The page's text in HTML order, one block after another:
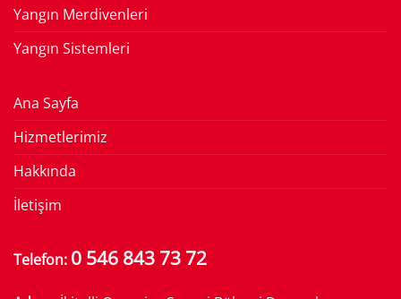
Yangın Merdivenleri
Yangın Sistemleri
Ana Sayfa
Hizmetlerimiz
Hakkında
İletişim
Telefon: 0 546 843 73 72